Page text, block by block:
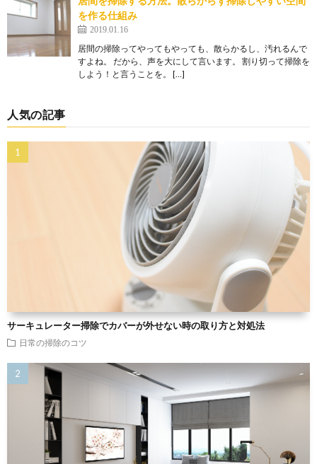
を作る仕組み
2019.01.16
居間の掃除ってやってもやっても、散らかるし、汚れるんで
すよね。 だから、声を大にして言います。 割り切って掃除を
しよう！と言うことを。 […]
人気の記事
サーキュレーター掃除でカバーが外せない時の取り方と対処法
日常の掃除のコツ